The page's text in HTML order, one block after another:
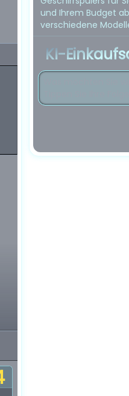
und Ihrem Budget
verschiedene
KI-